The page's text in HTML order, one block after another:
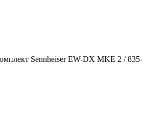
Sennheiser EW-DX MKE 2 /